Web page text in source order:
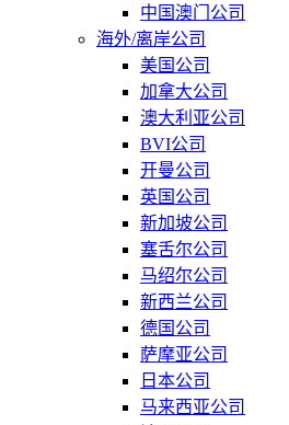
中国澳门公司
海外/离岸公司
美国公司
加拿大公司
澳大利亚公司
BVI公司
开曼公司
英国公司
新加坡公司
塞舌尔公司
马绍尔公司
新西兰公司
德国公司
萨摩亚公司
日本公司
马来西亚公司